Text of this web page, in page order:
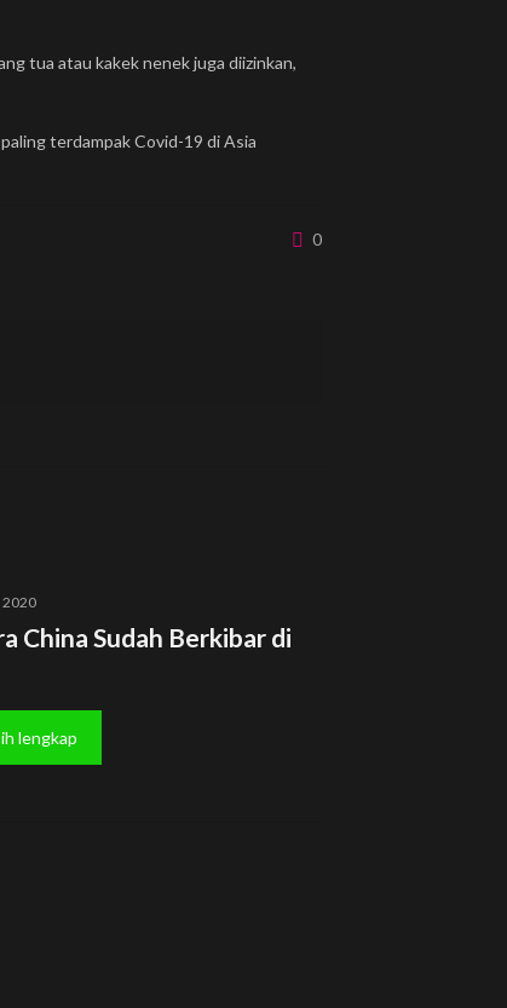
tua atau kakek nenek juga diizinkan,
terdampak Covid-19 di Asia
0
2020
China Sudah Berkibar di
lengkap